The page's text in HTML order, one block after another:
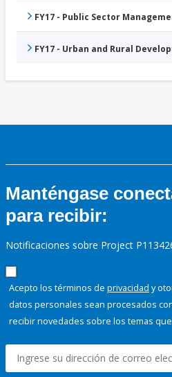
FY17 - Public Sector
FY17 - Urban and Rural
Manténgase
para recibir:
Notificaciones sobre Project
Acepto los términos de privacidad y
datos personales sean procesados
recibir novedades sobre los temas